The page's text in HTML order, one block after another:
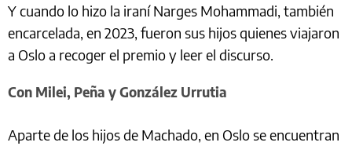
Y cuando lo hizo la iraní Narges Mohammadi, también
encarcelada, en 2023, fueron sus hijos quienes viajaron
a Oslo a recoger el premio y leer el discurso.
Con Milei, Peña y González Urrutia
Aparte de los hijos de Machado, en Oslo se encuentran